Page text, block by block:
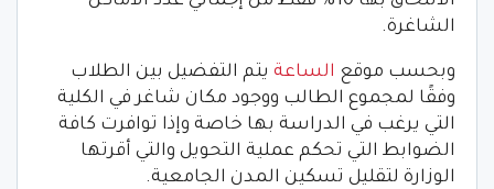
الشاغرة.
وبحسب موقع الساعة يتم التفضيل بين الطلاب
وفقًا لمجموع الطالب ووجود مكان شاغر في الكلية
التي يرغب في الدراسة بها خاصة وإذا توافرت كافة
الضوابط التي تحكم عملية التحويل والتي أقرتها
الوزارة لتقليل تسكين المدن الجامعية.